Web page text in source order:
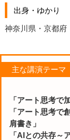
出身・ゆかり
神奈川県・京都府
主な講演テーマ
「アート思考で
「アート思考で
肩書き」
「AIとの共存～